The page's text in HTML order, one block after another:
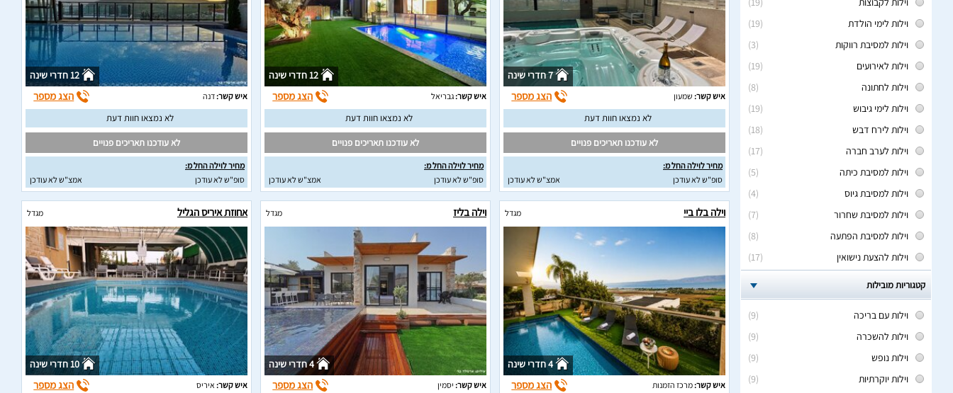
(19)
וילות לימי הולדת
(3)
וילות למסיבת רווקות
(19)
וילות לאירועים
(8)
וילות לחתונה
(19)
וילות לימי גיבוש
(18)
וילות לירח דבש
(17)
וילות לערב חברה
(5)
וילות למסיבת כיתה
(4)
וילות למסיבת גיוס
(7)
וילות למסיבת שחרור
(8)
וילות למסיבת הפתעה
(17)
וילות להצעת נישואין
קטגוריות מובילות
(9)
וילות עם בריכה
(9)
וילות להשכרה
(9)
וילות נופש
(9)
וילות יוקרתיות
7 חדרי שינה
איש קשר: שמעון הצג מספר
לא נמצאו חוות דעת
לא עודכנו תאריכים פנויים
מחיר לוילה החל מ:
סופ"ש לא עודכן
אמצ"ש לא עודכן
12 חדרי שינה
איש קשר:גבריאל הצג מספר
לא נמצאו חוות דעת
לא עודכנו תאריכים פנויים
מחיר לוילה החל מ:
סופ"ש לא עודכן
אמצ"ש לא עודכן
12 חדרי שינה
איש קשר:דנה הצג מספר
לא נמצאו חוות דעת
לא עודכנו תאריכים פנויים
מחיר לוילה החל מ:
סופ"ש לא עודכן
אמצ"ש לא עודכן
וילה בלו ביי מגדל
4 חדרי שינה
איש קשר:מרכז הזמנות הצג מספר
וילה בליז מגדל
4 חדרי שינה
איש קשר: יסמין הצג מספר
אחוזת איריס הגליל מגדל
10 חדרי שינה
איש קשר: איריס הצג מספר